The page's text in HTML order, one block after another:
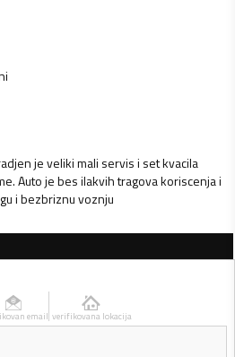
je veliki mali servis i set kvacila
Auto je bes ilakvih tragova koriscenja i
i bezbriznu voznju
email verifikovana lokacija